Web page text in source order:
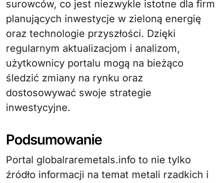
surowców, co jest niezwykle istotne dla firm
planujących inwestycje w zieloną energię
oraz technologie przyszłości. Dzięki
regularnym aktualizacjom i analizom,
użytkownicy portalu mogą na bieżąco
śledzić zmiany na rynku oraz
dostosowywać swoje strategie
inwestycyjne.
Podsumowanie
Portal globalraremetals.info to nie tylko
źródło informacji na temat metali rzadkich i